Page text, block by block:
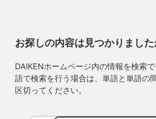
お探しの内容は見つかりました
DAIKENホームページ内の情報を検索
語で検索を行う場合は、単語と単語の
区切ってください。